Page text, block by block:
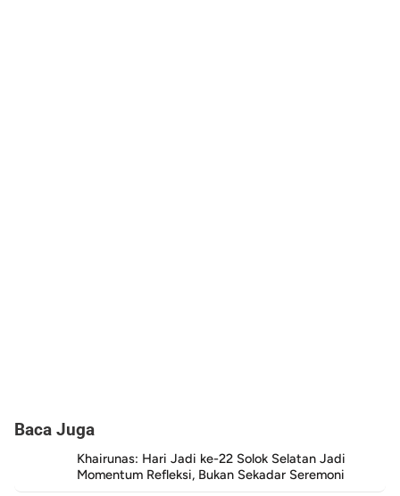
Baca Juga
Khairunas: Hari Jadi ke-22 Solok Selatan Jadi
Momentum Refleksi, Bukan Sekadar Seremoni